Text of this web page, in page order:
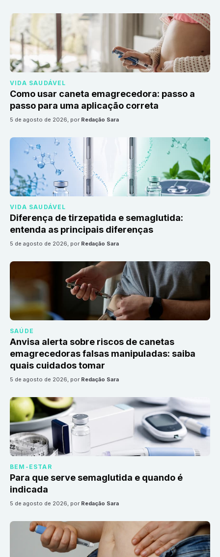
VIDA SAUDÁVEL
Como usar caneta emagrecedora: passo a
passo para uma aplicação correta
5 de agosto de 2026, por Redação Sara
VIDA SAUDÁVEL
Diferença de tirzepatida e semaglutida:
entenda as principais diferenças
5 de agosto de 2026, por Redação Sara
SAÚDE
Anvisa alerta sobre riscos de canetas
emagrecedoras falsas manipuladas: saiba
quais cuidados tomar
5 de agosto de 2026, por Redação Sara
BEM-ESTAR
Para que serve semaglutida e quando é
indicada
5 de agosto de 2026, por Redação Sara